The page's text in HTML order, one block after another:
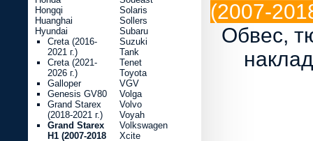
(2007-
Обвес,
Hongqi
Huanghai
Hyundai
Creta (2016-
2021 г.)
Creta (2021-
2026 г.)
Galloper
Genesis GV80
Grand Starex
(2018-2021 г.)
Grand Starex
H1 (2007-2018
Solaris
Sollers
Subaru
Suzuki
Tank
Tenet
Toyota
VGV
Volga
Volvo
Voyah
Volkswagen
Xcite